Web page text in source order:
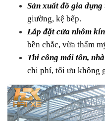
Sản xuất đồ gia
giường, kệ bếp.
Lắp đặt cửa nhôm
bền chắc, vừa thẩm
Thi công mái tôn,
chi phí, tối ưu không